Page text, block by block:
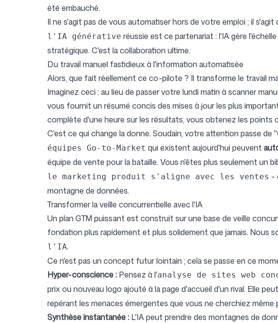
été embauché.
Il ne s'agit pas de vous automatiser hors de votre emploi ; il
l'IA générative réussie est ce partenariat : l'IA gère
stratégique. C'est la collaboration ultime.
Du travail manuel fastidieux à l'information automatisée
Alors, que fait réellement ce co-pilote ? Il transforme le travail
Imaginez ceci : au lieu de passer votre lundi matin à scanner
vous fournit un résumé concis des mises à jour les plus
complète d'une heure sur les résultats, vous obtenez les points
C'est ce qui change la donne. Soudain, votre attention passe
équipes Go-to-Market qui existent aujourd'hui peuvent
équipe de vente pour la bataille. Vous n'êtes plus seulement
le marketing produit s'aligne avec les ventes –
montagne de données.
Transformer la veille concurrentielle avec l'IA
Un plan GTM puissant est construit sur une base de veille
fondation plus rapidement et plus solidement que jamais. Nous
l'IA.
Ce n'est pas un concept futur lointain ; cela se passe en ce
Hyper-conscience : Pensez à l'analyse de sites web
prix ou nouveau logo ajouté à la page d'accueil d'un rival. Elle
repérant les menaces émergentes que vous ne cherchiez même
Synthèse instantanée : L'IA peut prendre des montagnes de